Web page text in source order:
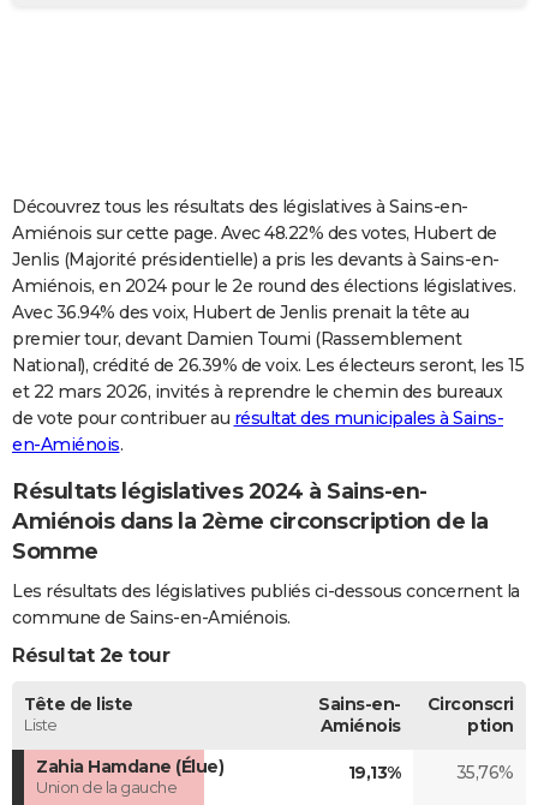
Carte de Noël
Carte Bonne année
Carte Saint-Valentin
Carte Pâques
Carte d'anniversaire
DICTIONNAIRE
Dictionnaire
Biographies
Citations
Expressions
Proverbes
PROGRAMME TV
COPAINS D'AVANT
S'inscrire
Se connecter
Lycées
Collèges
Primaires
Universités
Entreprises
Service militaire
Avis de recherche
AVIS DE DÉCÈS
FORUM
Découvrez tous les résultats des législatives à Sains-en-
Amiénois sur cette page. Avec 48.22% des votes, Hubert de
Jenlis (Majorité présidentielle) a pris les devants à Sains-en-
Amiénois, en 2024 pour le 2e round des élections législatives.
Avec 36.94% des voix, Hubert de Jenlis prenait la tête au
premier tour, devant Damien Toumi (Rassemblement
National), crédité de 26.39% de voix. Les électeurs seront, les 15
et 22 mars 2026, invités à reprendre le chemin des bureaux
de vote pour contribuer au résultat des municipales à Sains-
en-Amiénois.
Résultats législatives 2024 à Sains-en-
Amiénois dans la 2ème circonscription de la
Somme
Les résultats des législatives publiés ci-dessous concernent la
commune de Sains-en-Amiénois.
Résultat 2e tour
Tête de liste
Liste
Sains-en-
Amiénois
Circonscri
ption
Zahia Hamdane (Élue)
Union de la gauche
19,13% 35,76%